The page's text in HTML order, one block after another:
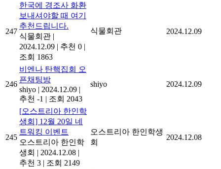
247
한국에 경조사 화환
보내셔야할 때 여기
추천드립니다.
식물회관 |
2024.12.09 | 추천 0 |
조회 1863
식물회관 2024.12.09
246
비엔나 탄핵집회 오
픈채팅방
shiyo | 2024.12.09 |
추천 -1 | 조회 2043
shiyo 2024.12.09
245
[오스트리아 한인학
생회] 12월 20일 네
트워킹 이벤트
오스트리아 한인학
생회 | 2024.12.08 |
추천 3 | 조회 2149
오스트리아 한인학생
회
2024.12.08